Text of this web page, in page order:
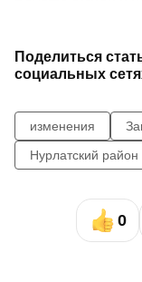
Поделиться
социальных
изменения
Нурлатский район
0